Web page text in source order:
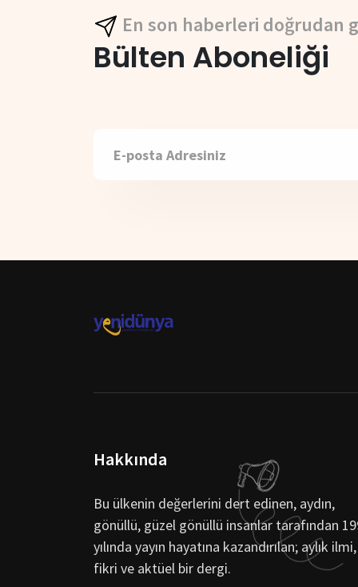
En son haberleri doğrudan
Bülten Aboneliği
Hakkında
Bu ülkenin değerlerini dert edinen, aydın,
gönüllü, güzel gönüllü insanlar tarafından
yılında yayın hayatına kazandırılan; aylık ilmi,
fikri ve aktüel bir dergi.